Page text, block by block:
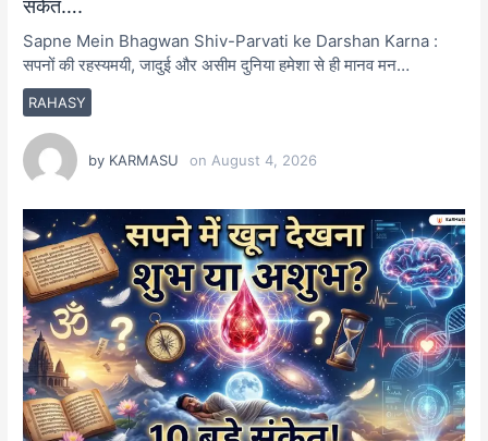
संकेत….
RAHASY
Sapne Mein Bhagwan Shiv-Parvati ke Darshan Karna :
सपनों की रहस्यमयी, जादुई और असीम दुनिया हमेशा से ही मानव मन…
by KARMASU on August 4, 2026